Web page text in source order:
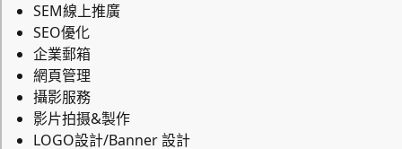
SEM線上推廣
SEO優化
企業郵箱
網頁管理
攝影服務
影片拍摄&製作
LOGO設計/Banner 設計